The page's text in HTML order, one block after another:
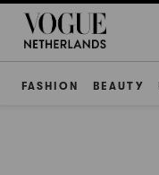
FASHION BEAUTY